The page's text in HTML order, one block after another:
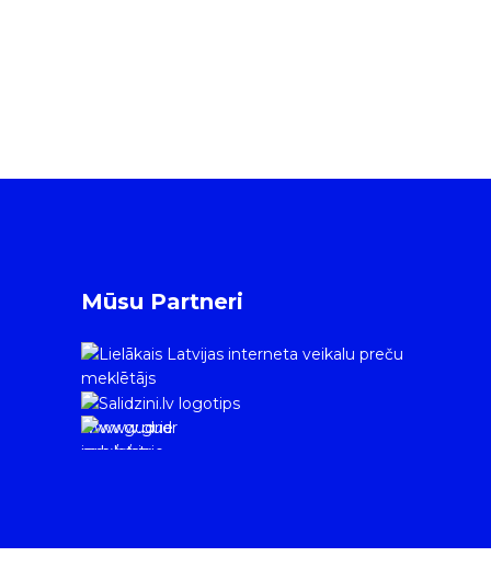
Mūsu Partneri
www.gudrie
m.lv/atrie-